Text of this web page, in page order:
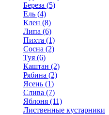
Береза (5)
Ель (4)
Клен (8)
Липа (6)
Пихта (1)
Сосна (2)
Туя (6)
Каштан (2)
Рябина (2)
Ясень (1)
Слива (7)
Яблоня (11)
Лиственные кустарники